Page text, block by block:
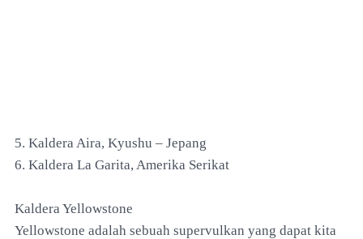
5. Kaldera Aira, Kyushu – Jepang
6. Kaldera La Garita, Amerika Serikat
Kaldera Yellowstone
Yellowstone adalah sebuah supervulkan yang dapat kita